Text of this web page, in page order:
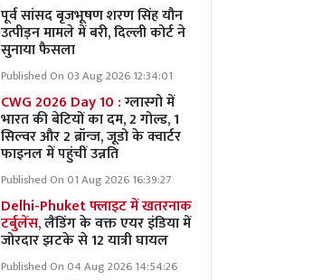
पूर्व सांसद बृजभूषण शरण सिंह यौन
उत्पीड़न मामले में बरी, दिल्ली कोर्ट ने
सुनाया फैसला
Published On 03 Aug 2026 12:34:01
CWG 2026 Day 10 :ग्लास्गो में
भारत की बेटियों का दम, 2 गोल्ड, 1
सिल्वर और 2 ब्रॉन्ज, जूडो के क्वार्टर
फाइनल में पहुंचीं उन्नति
Published On 01 Aug 2026 16:39:27
Delhi-Phuket फ्लाइट में खतरनाक
टर्बुलेंस,लैंडिंग के वक्त एयर इंडिया में
जोरदार झटके से 12 यात्री घायल
Published On 04 Aug 2026 14:54:26